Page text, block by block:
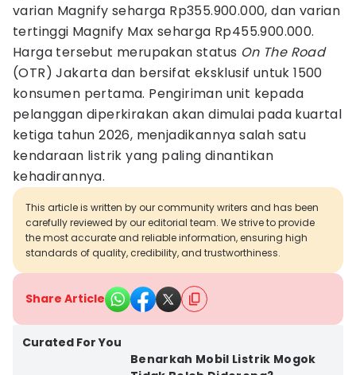
varian Magnify seharga Rp355.900.000, dan varian
tertinggi Magnify Max seharga Rp455.900.000.
Harga tersebut merupakan status On The Road
(OTR) Jakarta dan bersifat eksklusif untuk 1500
konsumen pertama. Pengiriman unit kepada
pelanggan diperkirakan akan dimulai pada kuartal
ketiga tahun 2026, menjadikannya salah satu
kendaraan listrik yang paling dinantikan
kehadirannya.
This article is written by our community writers and has been
carefully reviewed by our editorial team. We strive to provide
the most accurate and reliable information, ensuring high
standards of quality, credibility, and trustworthiness.
Share Article
Curated For You
Benarkah Mobil Listrik Mogok